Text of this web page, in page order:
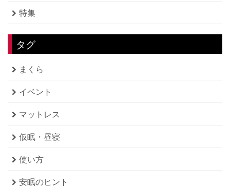
特集
タグ
まくら
イベント
マットレス
仮眠・昼寝
使い方
安眠のヒント